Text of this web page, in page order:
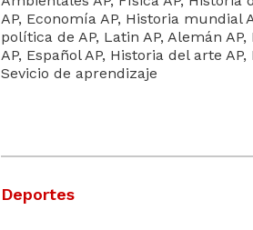
AP, Economía AP, Historia mundial
política de AP, Latin AP, Alemán
AP, Español AP, Historia del arte
Sevicio de aprendizaje
Deportes